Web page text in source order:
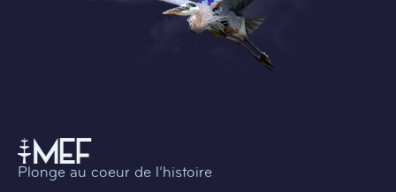
Plonge au coeur de l’histoire